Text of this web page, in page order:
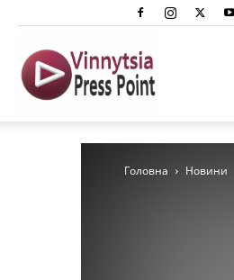
Преспоінт
Головна Новини